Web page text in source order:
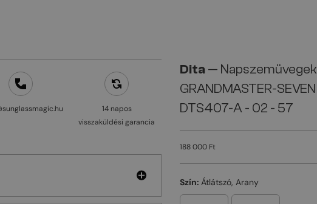
14 napos
visszaküldési garancia
Dita— Napszemüvegek
GRANDMASTER-SEVEN
DTS407-A - 02 - 57
188 000 Ft
Szín: Átlátszó, Arany